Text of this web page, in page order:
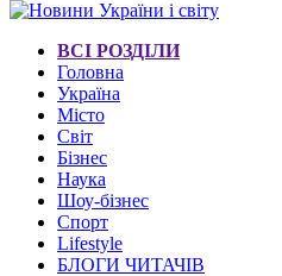
ВСІ РОЗДІЛИ
Головна
Україна
Місто
Світ
Бізнес
Наука
Шоу-бізнес
Спорт
Lifestyle
БЛОГИ ЧИТАЧІВ